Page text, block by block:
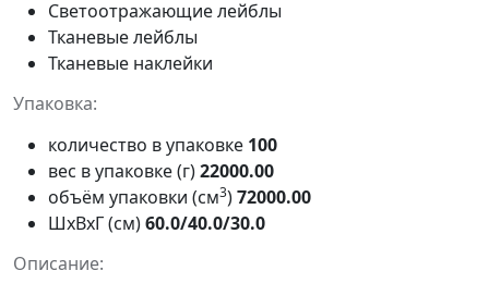
Светоотражающие лейблы
Тканевые лейблы
Тканевые наклейки
Упаковка:
количество в упаковке 100
вес в упаковке (г)22000.00
объём упаковки (см3)72000.00
ШxВxГ (см)60.0/40.0/30.0
Описание: